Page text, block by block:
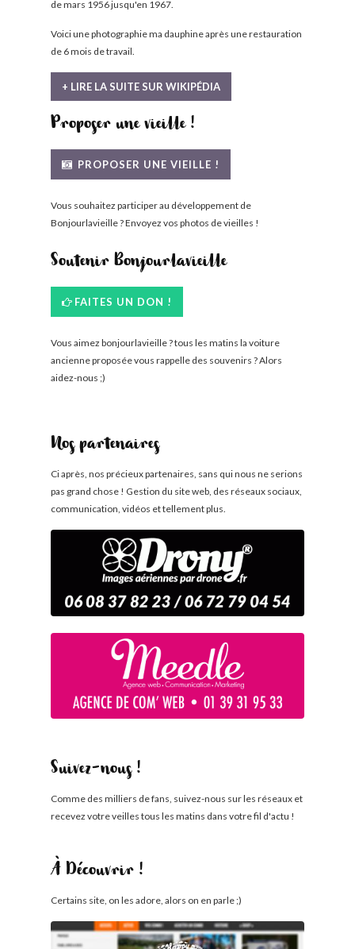
de mars 1956 jusqu'en 1967.
Voici une photographie ma dauphine après une restauration
de 6 mois de travail.
+ LIRE LA SUITE SUR WIKIPÉDIA
Proposer une vieille !
PROPOSER UNE VIEILLE !
Vous souhaitez participer au développement de
Bonjourlavieille ? Envoyez vos photos de vieilles !
Soutenir Bonjourlavieille
FAITES UN DON !
Vous aimez bonjourlavieille ? tous les matins la voiture
ancienne proposée vous rappelle des souvenirs ? Alors
aidez-nous ;)
Nos partenaires
Ci après, nos précieux partenaires, sans qui nous ne serions
pas grand chose ! Gestion du site web, des réseaux sociaux,
communication, vidéos et tellement plus.
Suivez-nous !
Comme des milliers de fans, suivez-nous sur les réseaux et
recevez votre veilles tous les matins dans votre fil d'actu !
À Découvrir !
Certains site, on les adore, alors on en parle ;)